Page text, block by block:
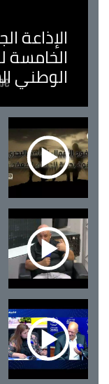
الإذاعة
الخامسة
الوطني